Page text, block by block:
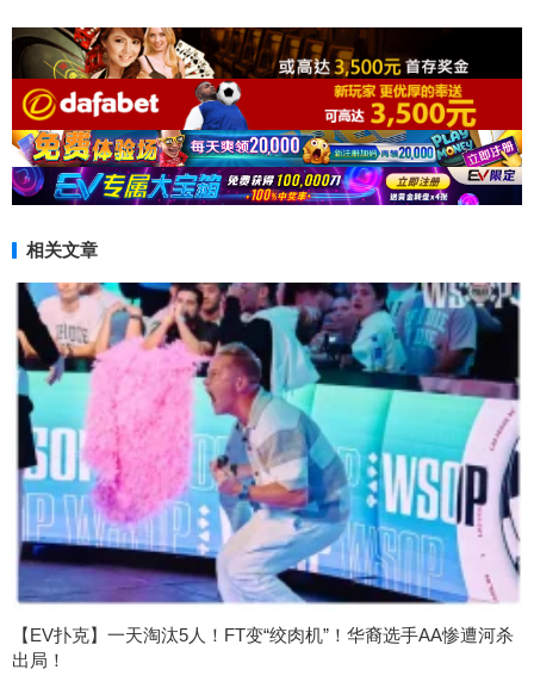
相关文章
【EV扑克】一天淘汰5人！FT变“绞肉机”！华裔选手AA惨遭河杀
出局！